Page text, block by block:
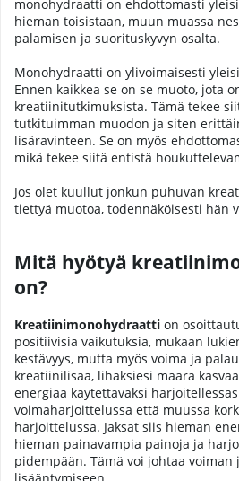
monohydraatti on ehdottomasti
hieman toisistaan, muun muassa
palamisen ja suorituskyvyn osalta.
Monohydraatti on ylivoimaisesti
Ennen kaikkea se on se muoto, jota
kreatiinitutkimuksista. Tämä tekee
tutkituimman muodon ja siten
lisäravinteen. Se on myös
mikä tekee siitä entistä
Jos olet kuullut jonkun puhuvan
tiettyä muotoa, todennäköisesti hän
Mitä hyötyä
on?
Kreatiinimonohydraatti on
positiivisia vaikutuksia, mukaan
kestävyys, mutta myös voima ja
kreatiinilisää, lihaksiesi määrä
energiaa käytettäväksi
voimaharjoittelussa että muussa
harjoittelussa. Jaksat siis hieman
hieman painavampia painoja ja
pidempään. Tämä voi johtaa voiman
lisääntymiseen.